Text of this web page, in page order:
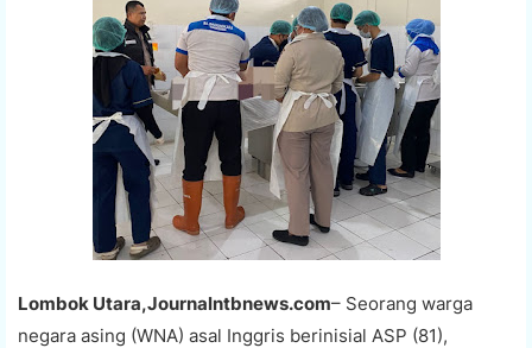
Lombok Utara,Journalntbnews.com– Seorang warga
negara asing (WNA) asal Inggris berinisial ASP (81),